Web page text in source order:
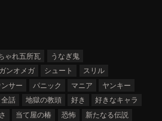
ゃれ五所瓦
うなぎ鬼
ンオメガ シュート
スリル
サー パニック マニア
ヤンキー
全話 地獄の教頭 好き
好きなキャラ
当て屋の椿 恐怖
新たなる伝説